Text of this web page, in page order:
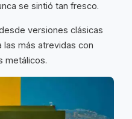
se sintió tan fresco.
versiones clásicas
más atrevidas con
metálicos.